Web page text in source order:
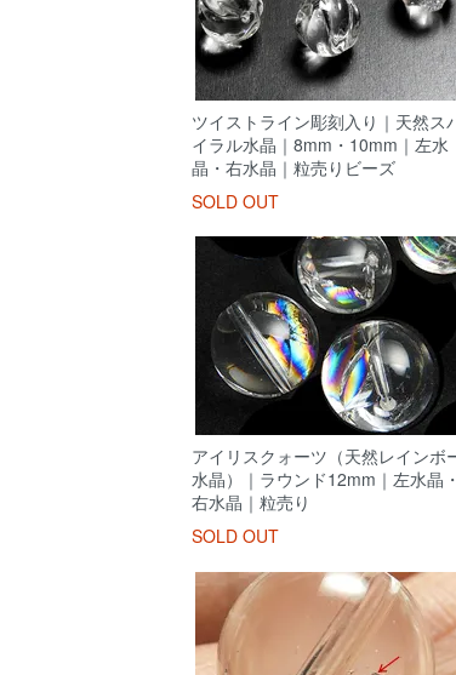
ツイストライン彫刻入り｜天然ス
イラル水晶｜8mm・10mm｜左水
晶・右水晶｜粒売りビーズ
SOLD OUT
アイリスクォーツ（天然レインボ
水晶）｜ラウンド12mm｜左水晶・
右水晶｜粒売り
SOLD OUT